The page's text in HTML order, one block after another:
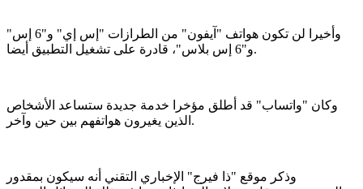
وأخيرا لن تكون هواتف "آيفون" من الطرازات "إس إي" و"6 إس"
و"6 إس بلاس"، قادرة على تشغيل التطبيق أيضا.
وكان "واتساب" قد أطلق مؤخرا خدمة جديدة ستساعد الأشخاص
الذين يغيرون هواتفهم بين حين وآخر.
وذكر موقع "ذا فيرج" الإخباري التقني أنه سيكون بمقدور